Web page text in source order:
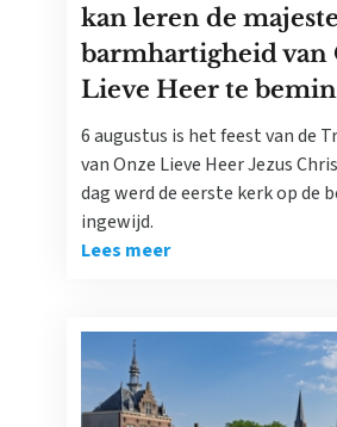
kan leren de
barmhartigheid van
Lieve Heer te
6 augustus is het feest van de
van Onze Lieve Heer Jezus
dag werd de eerste kerk op de
ingewijd.
Lees meer